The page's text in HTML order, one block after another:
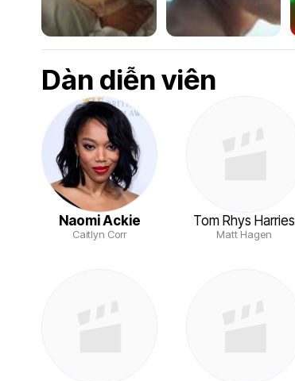
Dàn diễn viên
Naomi Ackie
Caitlyn Corr
Tom Rhys Harries
Matt Hagen